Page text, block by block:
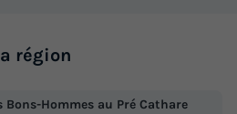
région
Bons-Hommes au Pré Cathare